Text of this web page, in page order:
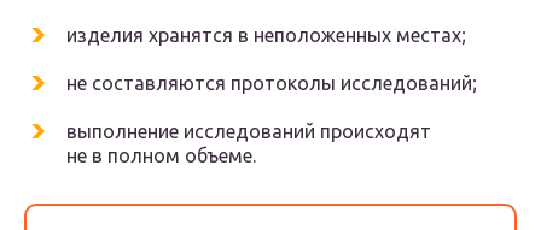
изделия хранятся в неположенных местах;
не составляются протоколы исследований;
выполнение исследований происходят
не в полном объеме.